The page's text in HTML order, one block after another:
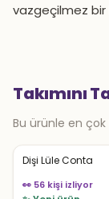
vazgeçilmez bir
Takımını
Bu ürünle en
Dişi Lüle Conta
👀 56 kişi izliyor